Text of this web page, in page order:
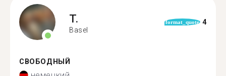
T.
Basel
format_quote 4
СВОБОДНЫЙ